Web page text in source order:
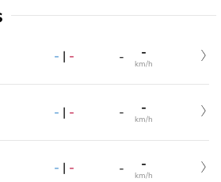
- | - - -
km/h
- | - - -
km/h
- | - - -
km/h